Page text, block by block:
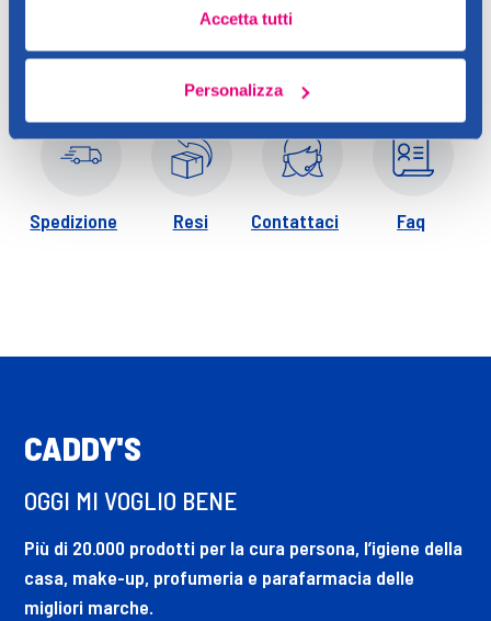
Accetta tutti
Personalizza
Packaging disassemblabile per favorire i processi di recupero e
selezione.
Spedizione Resi Contattaci Faq
CADDY'S
OGGI MI VOGLIO BENE
Più di 20.000 prodotti per la cura persona, l’igiene della
casa, make-up, profumeria e parafarmacia delle
migliori marche.